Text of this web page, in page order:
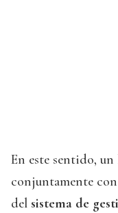
En este sentido,
conjuntamente
del sistema de